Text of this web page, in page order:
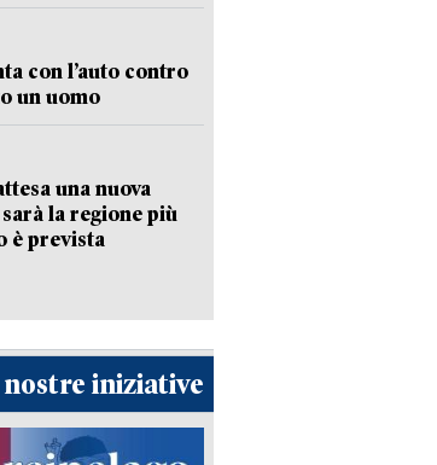
con l’auto contro
un uomo
una nuova
la regione più
è prevista
nostre iniziative